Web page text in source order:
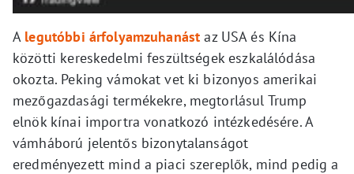
A legutóbbi árfolyamzuhanást az USA és Kína
közötti kereskedelmi feszültségek eszkalálódása
okozta. Peking vámokat vet ki bizonyos amerikai
mezőgazdasági termékekre, megtorlásul Trump
elnök kínai importra vonatkozó intézkedésére. A
vámháború jelentős bizonytalanságot
eredményezett mind a piaci szereplők, mind pedig a